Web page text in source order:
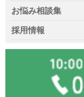
お悩み相談集
採用情報